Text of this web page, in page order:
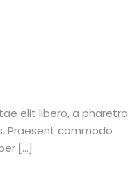
elit libero, a pharetra
Praesent commodo
[…]